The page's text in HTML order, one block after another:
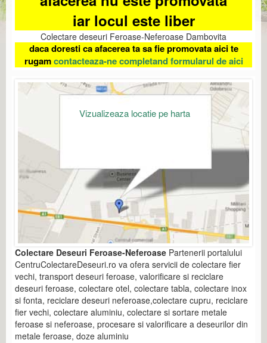
iar locul este liber
Colectare deseuri Feroase-Neferoase Dambovita
daca doresti ca afacerea ta sa fie promovata aici te
rugamcontacteaza-ne completand formularul de aici
Vizualizeaza locatie pe harta
Colectare Deseuri Feroase-Neferoase Partenerii portalului
CentruColectareDeseuri.ro va ofera servicii de colectare fier
vechi, transport deseuri feroase, valorificare si reciclare
deseuri feroase, colectare otel, colectare tabla, colectare inox
si fonta, reciclare deseuri neferoase,colectare cupru, reciclare
fier vechi, colectare aluminiu, colectare si sortare metale
feroase si neferoase, procesare si valorificare a deseurilor din
metale feroase, doze aluminiu